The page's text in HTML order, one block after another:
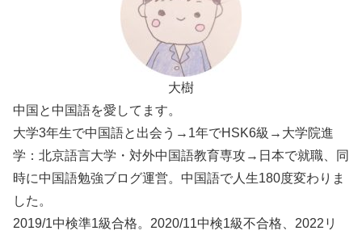
大樹
中国と中国語を愛してます。
大学3年生で中国語と出会う→1年でHSK6級→大学院進
学：北京語言大学・対外中国語教育専攻→日本で就職、同
時に中国語勉強ブログ運営。中国語で人生180度変わりま
した。
2019/1中検準1級合格。2020/11中検1級不合格、2022リ